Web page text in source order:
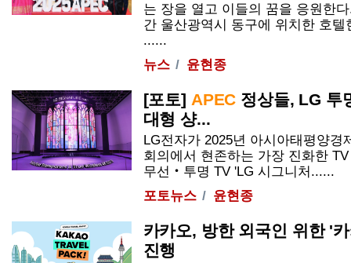
는 장을 열고 이들의 꿈을 응원한
간 울산광역시 동구에 위치한 호
......
뉴스
윤현종
[포토] APEC 정상들, LG 투
대형 샹...
LG전자가 2025년 아시아태평양경
회의에서 현존하는 가장 진화한
무선‧투명 TV 'LG 시그니처......
포토뉴스
윤현종
카카오, 방한 외국인 위한 '
진행